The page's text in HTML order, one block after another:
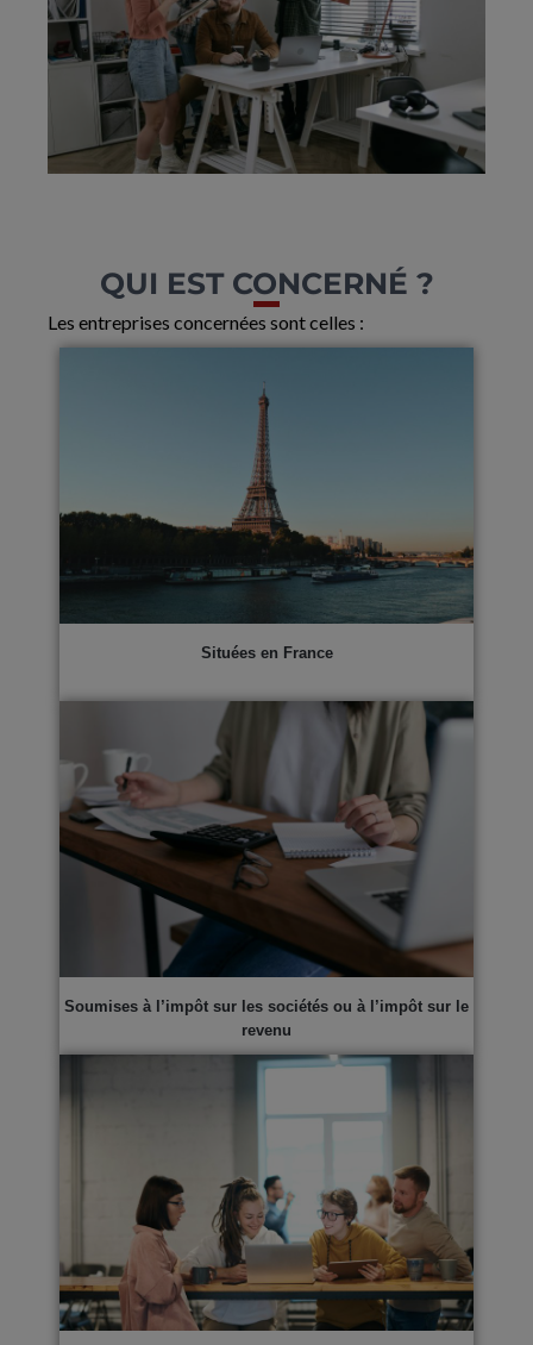
QUI EST CONCERNÉ ?
Les entreprises concernées sont celles :
Situées en France
Soumises à l’impôt sur les sociétés ou à l’impôt sur le
revenu